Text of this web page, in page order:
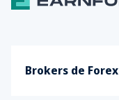
Brokers de Forex